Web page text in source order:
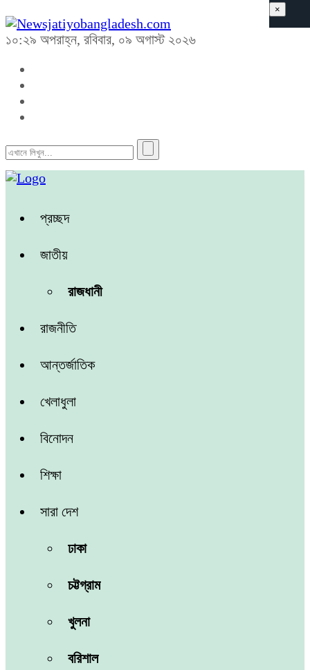
১০:২৯ অপরাহ্ন, রবিবার, ০৯ অগাস্ট ২০২৬
প্রচ্ছদ
জাতীয়
রাজধানী
রাজনীতি
আন্তর্জাতিক
খেলাধুলা
বিনোদন
শিক্ষা
সারা দেশ
ঢাকা
চট্টগ্রাম
খুলনা
বরিশাল
×